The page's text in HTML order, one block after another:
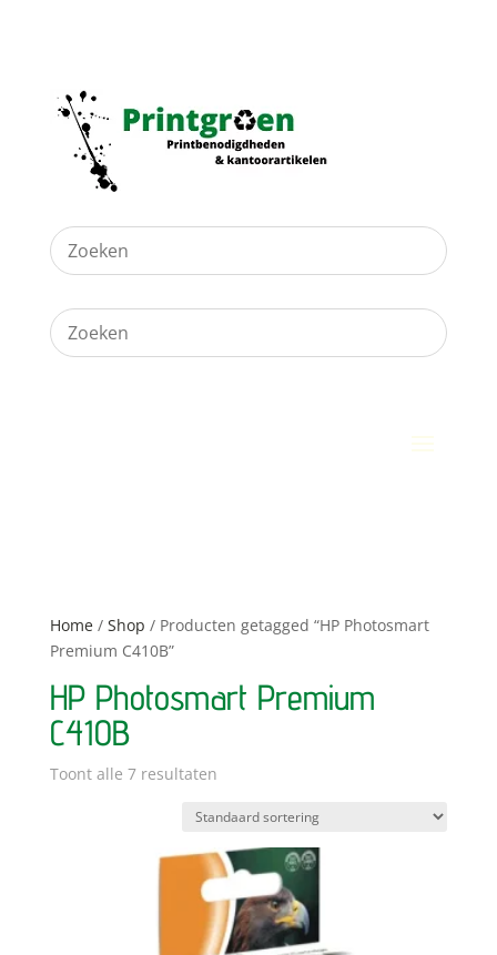
Home/ Shop / Producten getagged “HP Photosmart
Premium C410B”
HP Photosmart Premium
C410B
Toont alle 7 resultaten